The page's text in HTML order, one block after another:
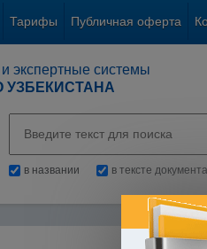
Тарифы Публичная оферта
экспертные системы
УЗБЕКИСТАНА
в названии в тексте документа